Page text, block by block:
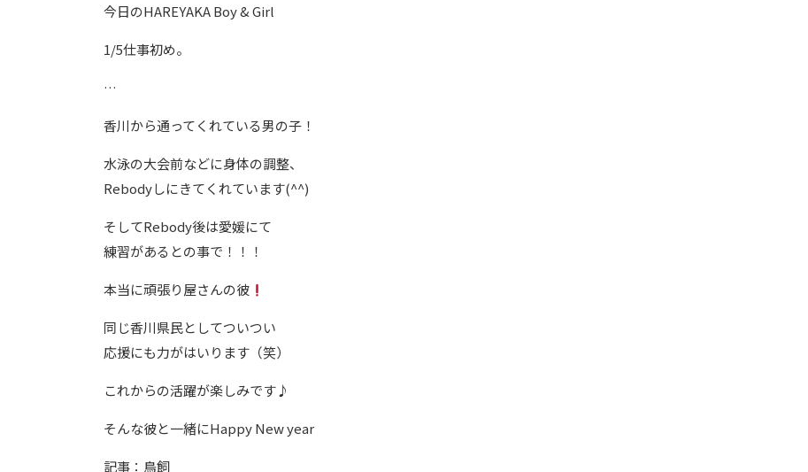
今日のHAREYAKA Boy & Girl
1/5仕事初め。
…
香川から通ってくれている男の子！
水泳の大会前などに身体の調整、
Rebodyしにきてくれています(^^)
そしてRebody後は愛媛にて
練習があるとの事で！！！
本当に頑張り屋さんの彼
同じ香川県民としてついつい
応援にも力がはいります（笑）
これからの活躍が楽しみです♪
そんな彼と一緒にHappy New year
記事：鳥飼